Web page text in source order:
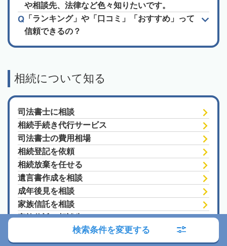
や相談先、法律など色々知りたいです。
「ランキング」や「口コミ」「おすすめ」って
信頼できるの？
相続について知る
司法書士に相談
相続手続き代行サービス
司法書士の費用相場
相続登記を依頼
相続放棄を任せる
遺言書作成を相談
成年後見を相談
家族信託を相談
家族信託の相談先
検索条件を変更する